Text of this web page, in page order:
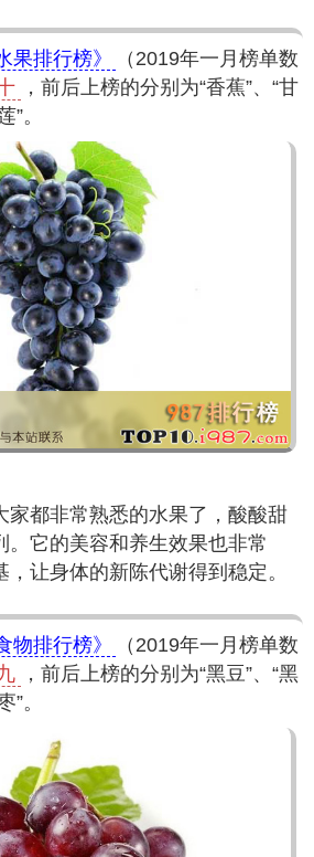
果排行榜》
（2019年一月榜单数
，前后上榜的分别为“香蕉”、“甘
”。
家都非常熟悉的水果了，酸酸甜
。它的美容和养生效果也非常
让身体的新陈代谢得到稳定。
物排行榜》
（2019年一月榜单数
，前后上榜的分别为“黑豆”、“黑
”。